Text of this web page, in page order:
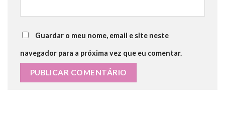
Guardar o meu nome, email e site neste
navegador para a próxima vez que eu comentar.